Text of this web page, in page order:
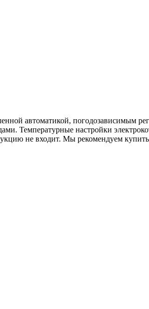
автоматикой, погодозависимым
Температурные настройки
не входит. Мы рекомендуем